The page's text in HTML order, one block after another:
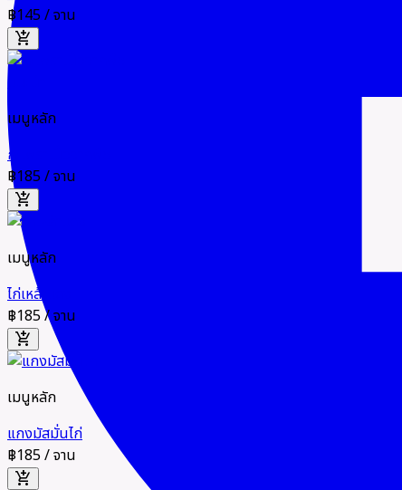
฿145/ จาน
add_shopping_cart
แนะนำ
เมนูหลัก
กะเพราเนื้อจากพืช
฿185/ จาน
add_shopping_cart
เมนูหลัก
ไก่เหล้าแดง
฿185/ จาน
add_shopping_cart
เมนูหลัก
แกงมัสมั่นไก่
฿185/ จาน
add_shopping_cart